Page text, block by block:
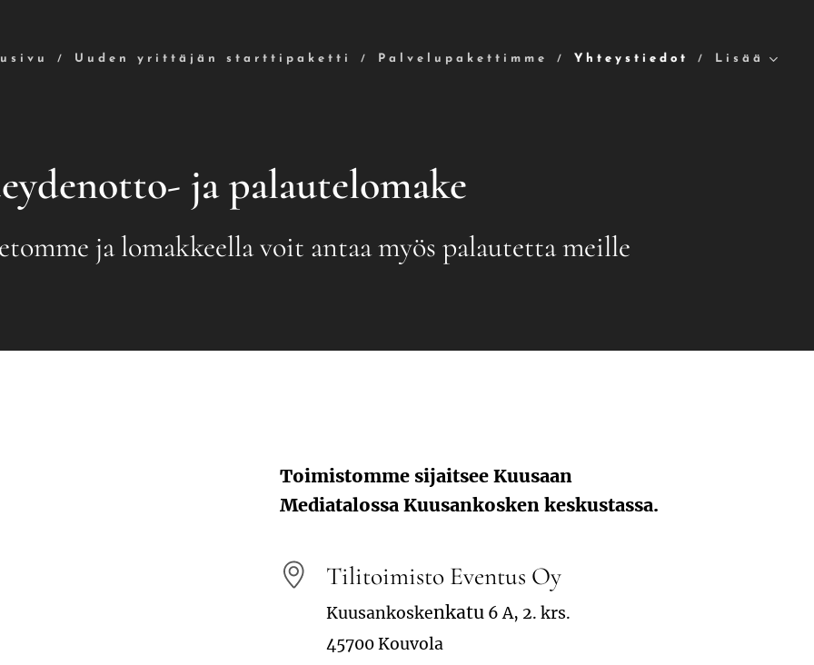
Uuden yrittäjän starttipaketti Palvelupakettimme Yhteystiedot Lisää
ja palautelomake
ja lomakkeella voit antaa myös palautetta meille
Toimistomme sijaitsee Kuusaan
Mediatalossa Kuusankosken keskustassa.
Tilitoimisto Eventus Oy
Kuusankoskenkatu 6 A, 2. krs.
45700 Kouvola